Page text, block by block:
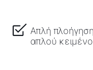
Απλή
απλού